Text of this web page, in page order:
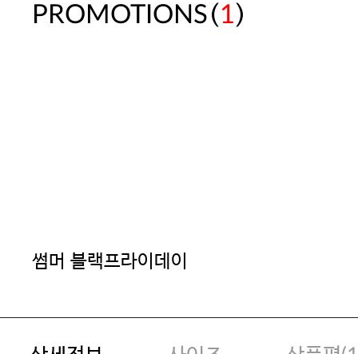
PROMOTIONS(1)
썸머 블랙프라이데이